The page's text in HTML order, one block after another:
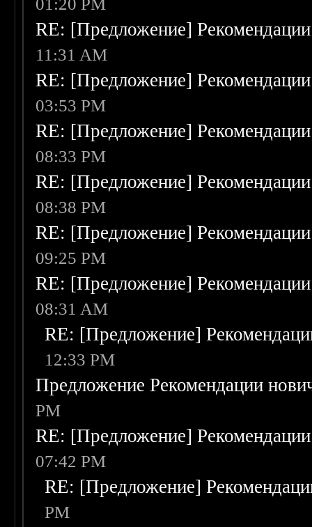
01:20 PM
RE: [Предложение]
11:31 AM
RE: [Предложение]
03:53 PM
RE: [Предложение]
08:33 PM
RE: [Предложение]
08:38 PM
RE: [Предложение]
09:25 PM
RE: [Предложение]
08:31 AM
RE: [Предложение]
12:33 PM
Предложение Рекомендации
PM
RE: [Предложение]
07:42 PM
RE: [Предложение]
PM